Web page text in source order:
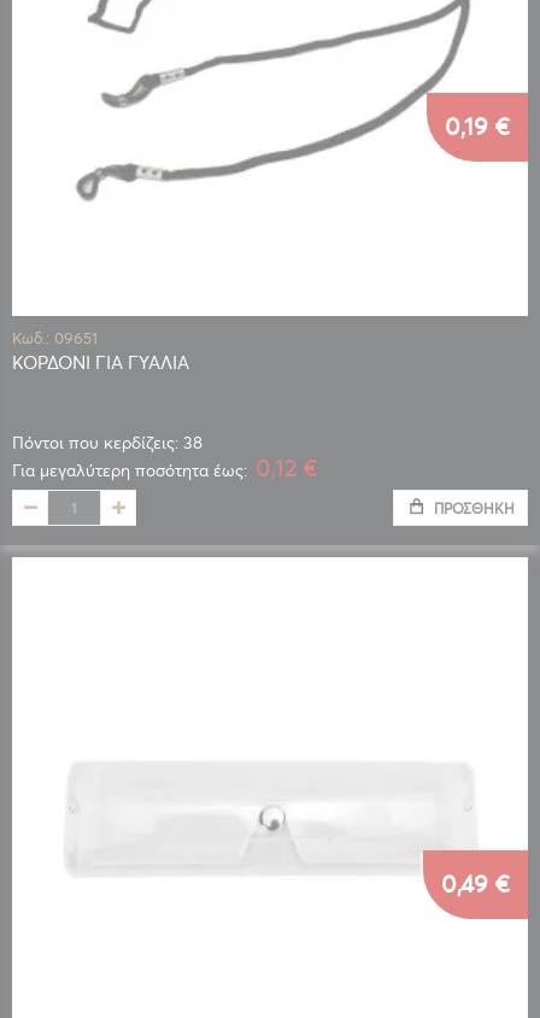
Κωδ.: 09651
ΚΟΡΔΟΝΙ ΓΙΑ ΓΥΑΛΙΑ
Πόντοι που κερδίζεις: 38
0,19 €
Για μεγαλύτερη ποσότητα έως: 0,12 €
ΠΡΟΣΘΉΚΗ
0,49 €